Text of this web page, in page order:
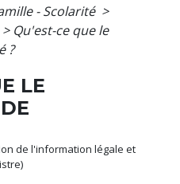
- Scolarité >
> Qu'est-ce que le
?
LE
de l'information légale et